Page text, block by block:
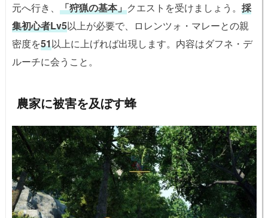
元へ行き、 「狩猟の基本」クエストを受けましょう。 採
集初心者Lv5以上が必要で、ロレンツォ・マレーとの親
密度を51以上に上げれば出現します。内容はダフネ・デ
ルーチに会うこと。
農家に被害を及ぼす蜂